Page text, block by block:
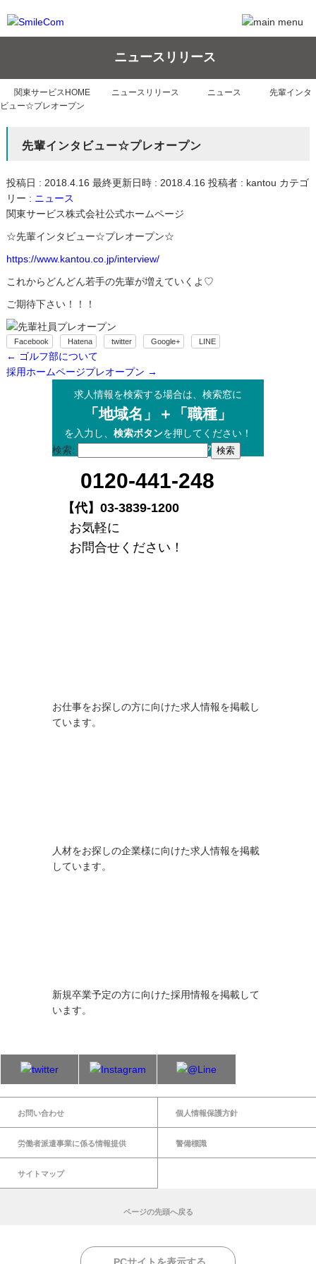
ニュースリリース
関東サービスHOME ニュースリリース ニュース
先輩インタ
ビュー☆プレオープン
先輩インタビュー☆プレオープン
投稿日 : 2018.4.16 最終更新日時 : 2018.4.16 投稿者 : kantou カテゴ
リー : ニュース
関東サービス株式会社公式ホームページ
☆先輩インタビュー☆プレオープン☆
https://www.kantou.co.jp/interview/
これからどんどん若手の先輩が増えていくよ♡
ご期待下さい！！！
Facebook Hatena twitter Google+ LINE
← ゴルフ部について
採用ホームページプレオープン →
求人情報を検索する場合は、検索窓に
「地域名」＋「職種」
を入力し、 検索ボタンを押してください！
【例】埼玉 フォークリフト
検索:
0120-441-248
【代】03-3839-1200
お気軽に
お問合せください！
お仕事をお探しの方に向けた求人情報を掲載し
ています。
人材をお探しの企業様に向けた求人情報を掲載
しています。
新規卒業予定の方に向けた採用情報を掲載して
います。
お問い合わせ 個人情報保護方針
労働者派遣事業に係る情報提供 警備標識
サイトマップ
ページの先頭へ戻る